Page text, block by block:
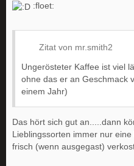
:floet:
Zitat von mr.smith2
Ungerösteter Kaffee ist viel
ohne das er an Geschmack
einem Jahr)
Das hört sich gut an.....dann
Lieblingssorten immer nur
frisch (wenn ausgegast)